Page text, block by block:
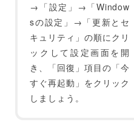
→「設定」→「Window
sの設定」→「更新とセ
キュリティ」の順にクリ
ックして設定画面を開
き、「回復」項目の「今
すぐ再起動」をクリック
しましょう。